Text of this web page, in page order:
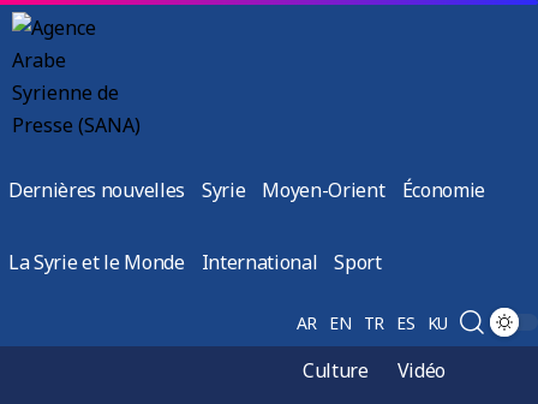
Dernières nouvelles Syrie Moyen-Orient Économie
La Syrie et le Monde International Sport
AR EN TR ES KU
Culture
Vidéo